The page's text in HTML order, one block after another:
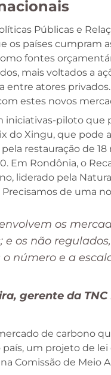
Públicas e
os países cumpram
fontes
mais voltados a
entre atores
estes novos
iniciativas-piloto
do Xingu, que
restauração de
Em Rondônia, o
liderado pela
Precisamos de uma
os
e os não
número e a
gerente da
de carbono
país, um projeto de
Comissão de Meio